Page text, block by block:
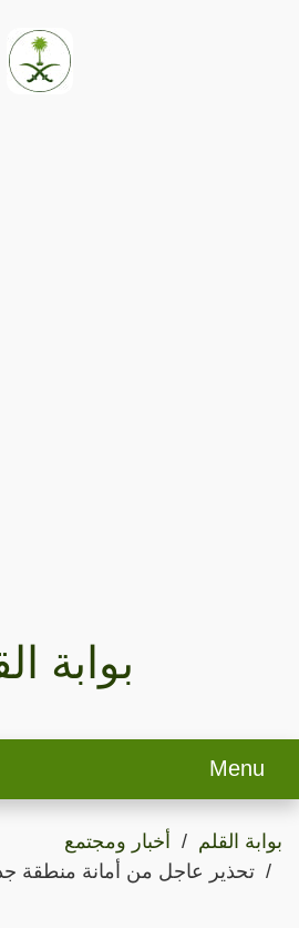
بوابة
Menu
بوابة القلم
أخبار ومجتمع
تحذير عاجل من أمانة منطقة